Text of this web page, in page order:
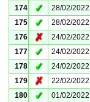
174
✓ 28/02/2022
175
✓ 28/02/2022
176
✗ 24/02/2022
177
✓ 24/02/2022
178
✓ 24/02/2022
179
✗ 22/02/2022
180
✓ 01/02/2022